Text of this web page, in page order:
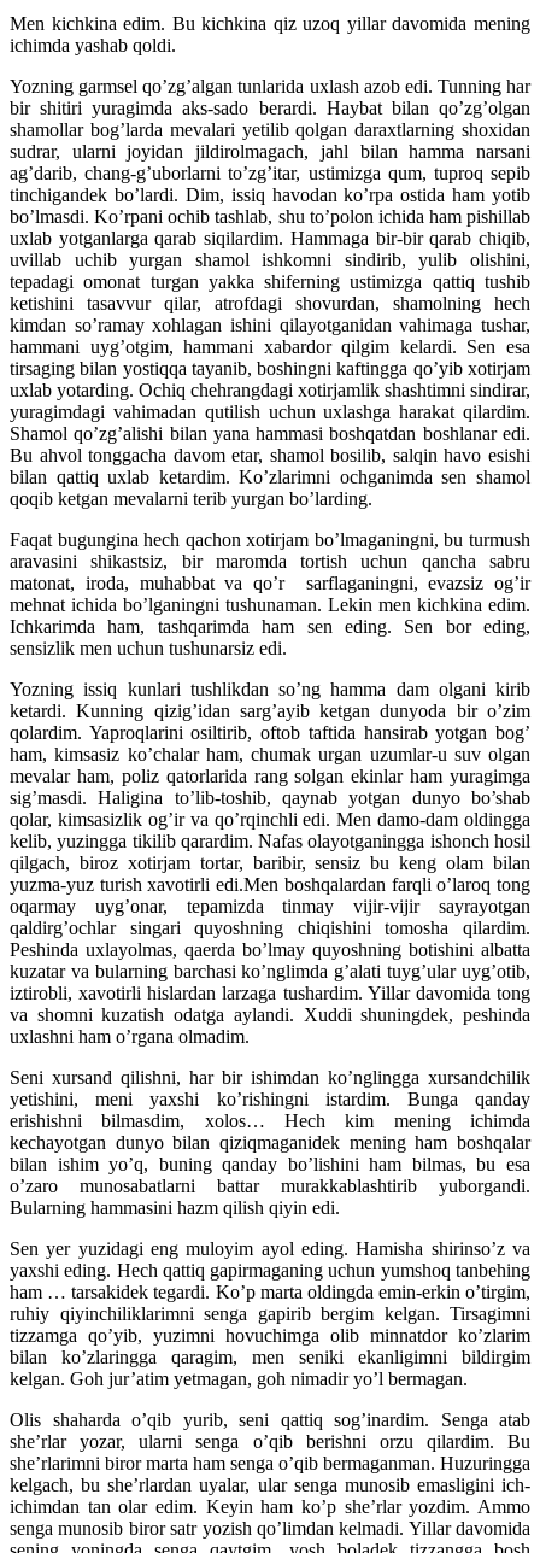
Men kichkina edim. Bu kichkina qiz uzoq yillar davomida mening
ichimda yashab qoldi.
Yozning garmsel qo’zg’algan tunlarida uxlash azob edi. Tunning har
bir shitiri yuragimda aks-sado berardi. Haybat bilan qo’zg’olgan
shamollar bog’larda mevalari yetilib qolgan daraxtlarning shoxidan
sudrar, ularni joyidan jildirolmagach, jahl bilan hamma narsani
ag’darib, chang-g’uborlarni to’zg’itar, ustimizga qum, tuproq sepib
tinchigandek bo’lardi. Dim, issiq havodan ko’rpa ostida ham yotib
bo’lmasdi. Ko’rpani ochib tashlab, shu to’polon ichida ham pishillab
uxlab yotganlarga qarab siqilardim. Hammaga bir-bir qarab chiqib,
uvillab uchib yurgan shamol ishkomni sindirib, yulib olishini,
tepadagi omonat turgan yakka shiferning ustimizga qattiq tushib
ketishini tasavvur qilar, atrofdagi shovurdan, shamolning hech
kimdan so’ramay xohlagan ishini qilayotganidan vahimaga tushar,
hammani uyg’otgim, hammani xabardor qilgim kelardi. Sen esa
tirsaging bilan yostiqqa tayanib, boshingni kaftingga qo’yib xotirjam
uxlab yotarding. Ochiq chehrangdagi xotirjamlik shashtimni sindirar,
yuragimdagi vahimadan qutilish uchun uxlashga harakat qilardim.
Shamol qo’zg’alishi bilan yana hammasi boshqatdan boshlanar edi.
Bu ahvol tonggacha davom etar, shamol bosilib, salqin havo esishi
bilan qattiq uxlab ketardim. Ko’zlarimni ochganimda sen shamol
qoqib ketgan mevalarni terib yurgan bo’larding.
Faqat bugungina hech qachon xotirjam bo’lmaganingni, bu turmush
aravasini shikastsiz, bir maromda tortish uchun qancha sabru
matonat, iroda, muhabbat va qo’r sarflaganingni, evazsiz og’ir
mehnat ichida bo’lganingni tushunaman. Lekin men kichkina edim.
Ichkarimda ham, tashqarimda ham sen eding. Sen bor eding,
sensizlik men uchun tushunarsiz edi.
Yozning issiq kunlari tushlikdan so’ng hamma dam olgani kirib
ketardi. Kunning qizig’idan sarg’ayib ketgan dunyoda bir o’zim
qolardim. Yaproqlarini osiltirib, oftob taftida hansirab yotgan bog’
ham, kimsasiz ko’chalar ham, chumak urgan uzumlar-u suv olgan
mevalar ham, poliz qatorlarida rang solgan ekinlar ham yuragimga
sig’masdi. Haligina to’lib-toshib, qaynab yotgan dunyo bo’shab
qolar, kimsasizlik og’ir va qo’rqinchli edi. Men damo-dam oldingga
kelib, yuzingga tikilib qarardim. Nafas olayotganingga ishonch hosil
qilgach, biroz xotirjam tortar, baribir, sensiz bu keng olam bilan
yuzma-yuz turish xavotirli edi.Men boshqalardan farqli o’laroq tong
oqarmay uyg’onar, tepamizda tinmay vijir-vijir sayrayotgan
qaldirg’ochlar singari quyoshning chiqishini tomosha qilardim.
Peshinda uxlayolmas, qaerda bo’lmay quyoshning botishini albatta
kuzatar va bularning barchasi ko’nglimda g’alati tuyg’ular uyg’otib,
iztirobli, xavotirli hislardan larzaga tushardim. Yillar davomida tong
va shomni kuzatish odatga aylandi. Xuddi shuningdek, peshinda
uxlashni ham o’rgana olmadim.
Seni xursand qilishni, har bir ishimdan ko’nglingga xursandchilik
yetishini, meni yaxshi ko’rishingni istardim. Bunga qanday
erishishni bilmasdim, xolos… Hech kim mening ichimda
kechayotgan dunyo bilan qiziqmaganidek mening ham boshqalar
bilan ishim yo’q, buning qanday bo’lishini ham bilmas, bu esa
o’zaro munosabatlarni battar murakkablashtirib yuborgandi.
Bularning hammasini hazm qilish qiyin edi.
Sen yer yuzidagi eng muloyim ayol eding. Hamisha shirinso’z va
yaxshi eding. Hech qattiq gapirmaganing uchun yumshoq tanbehing
ham … tarsakidek tegardi. Ko’p marta oldingda emin-erkin o’tirgim,
ruhiy qiyinchiliklarimni senga gapirib bergim kelgan. Tirsagimni
tizzamga qo’yib, yuzimni hovuchimga olib minnatdor ko’zlarim
bilan ko’zlaringga qaragim, men seniki ekanligimni bildirgim
kelgan. Goh jur’atim yetmagan, goh nimadir yo’l bermagan.
Olis shaharda o’qib yurib, seni qattiq sog’inardim. Senga atab
she’rlar yozar, ularni senga o’qib berishni orzu qilardim. Bu
she’rlarimni biror marta ham senga o’qib bermaganman. Huzuringga
kelgach, bu she’rlardan uyalar, ular senga munosib emasligini ich-
ichimdan tan olar edim. Keyin ham ko’p she’rlar yozdim. Ammo
senga munosib biror satr yozish qo’limdan kelmadi. Yillar davomida